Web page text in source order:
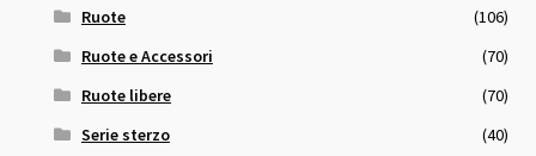
Ruote
(106)
Ruote e Accessori
(70)
Ruote libere
(70)
Serie sterzo
(40)